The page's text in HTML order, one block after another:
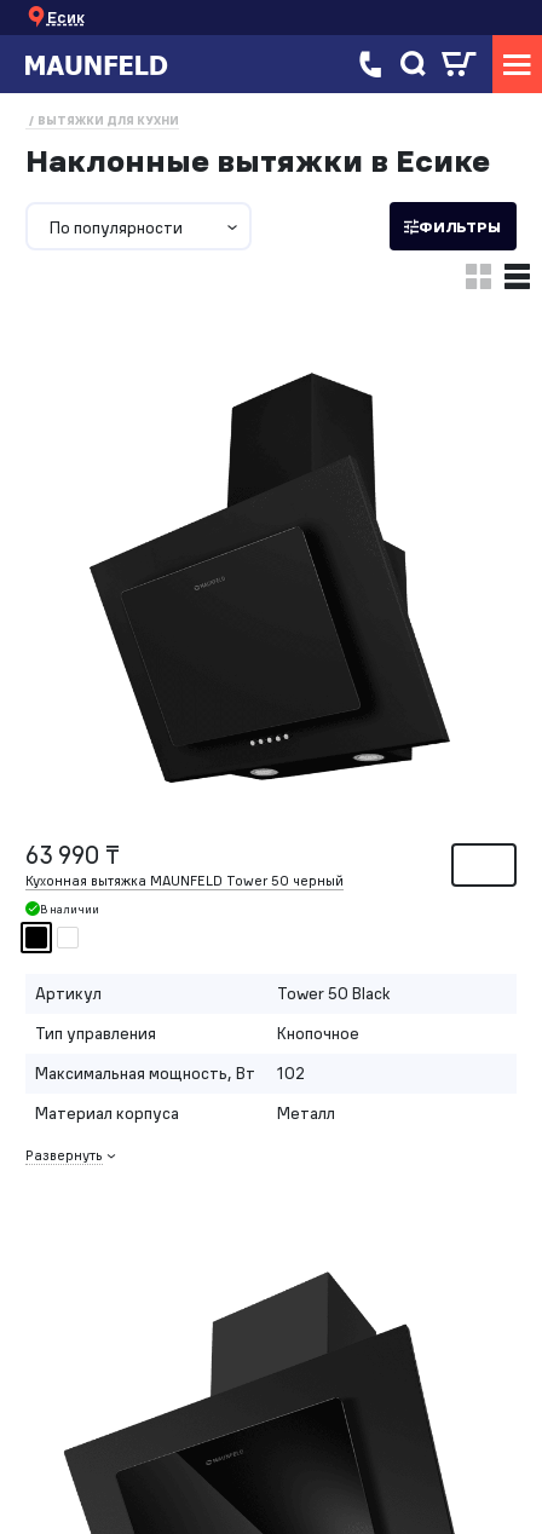
Есик
ВЫТЯЖКИ ДЛЯ КУХНИ
Наклонные вытяжки в Есике
По популярности ФИЛЬТРЫ
63 990 ₸
Кухонная вытяжка MAUNFELD Tower 50 черный
В наличии
Артикул
Tower 50 Black
Тип управления
Кнопочное
Максимальная мощность, Вт
102
Материал корпуса
Металл
Развернуть